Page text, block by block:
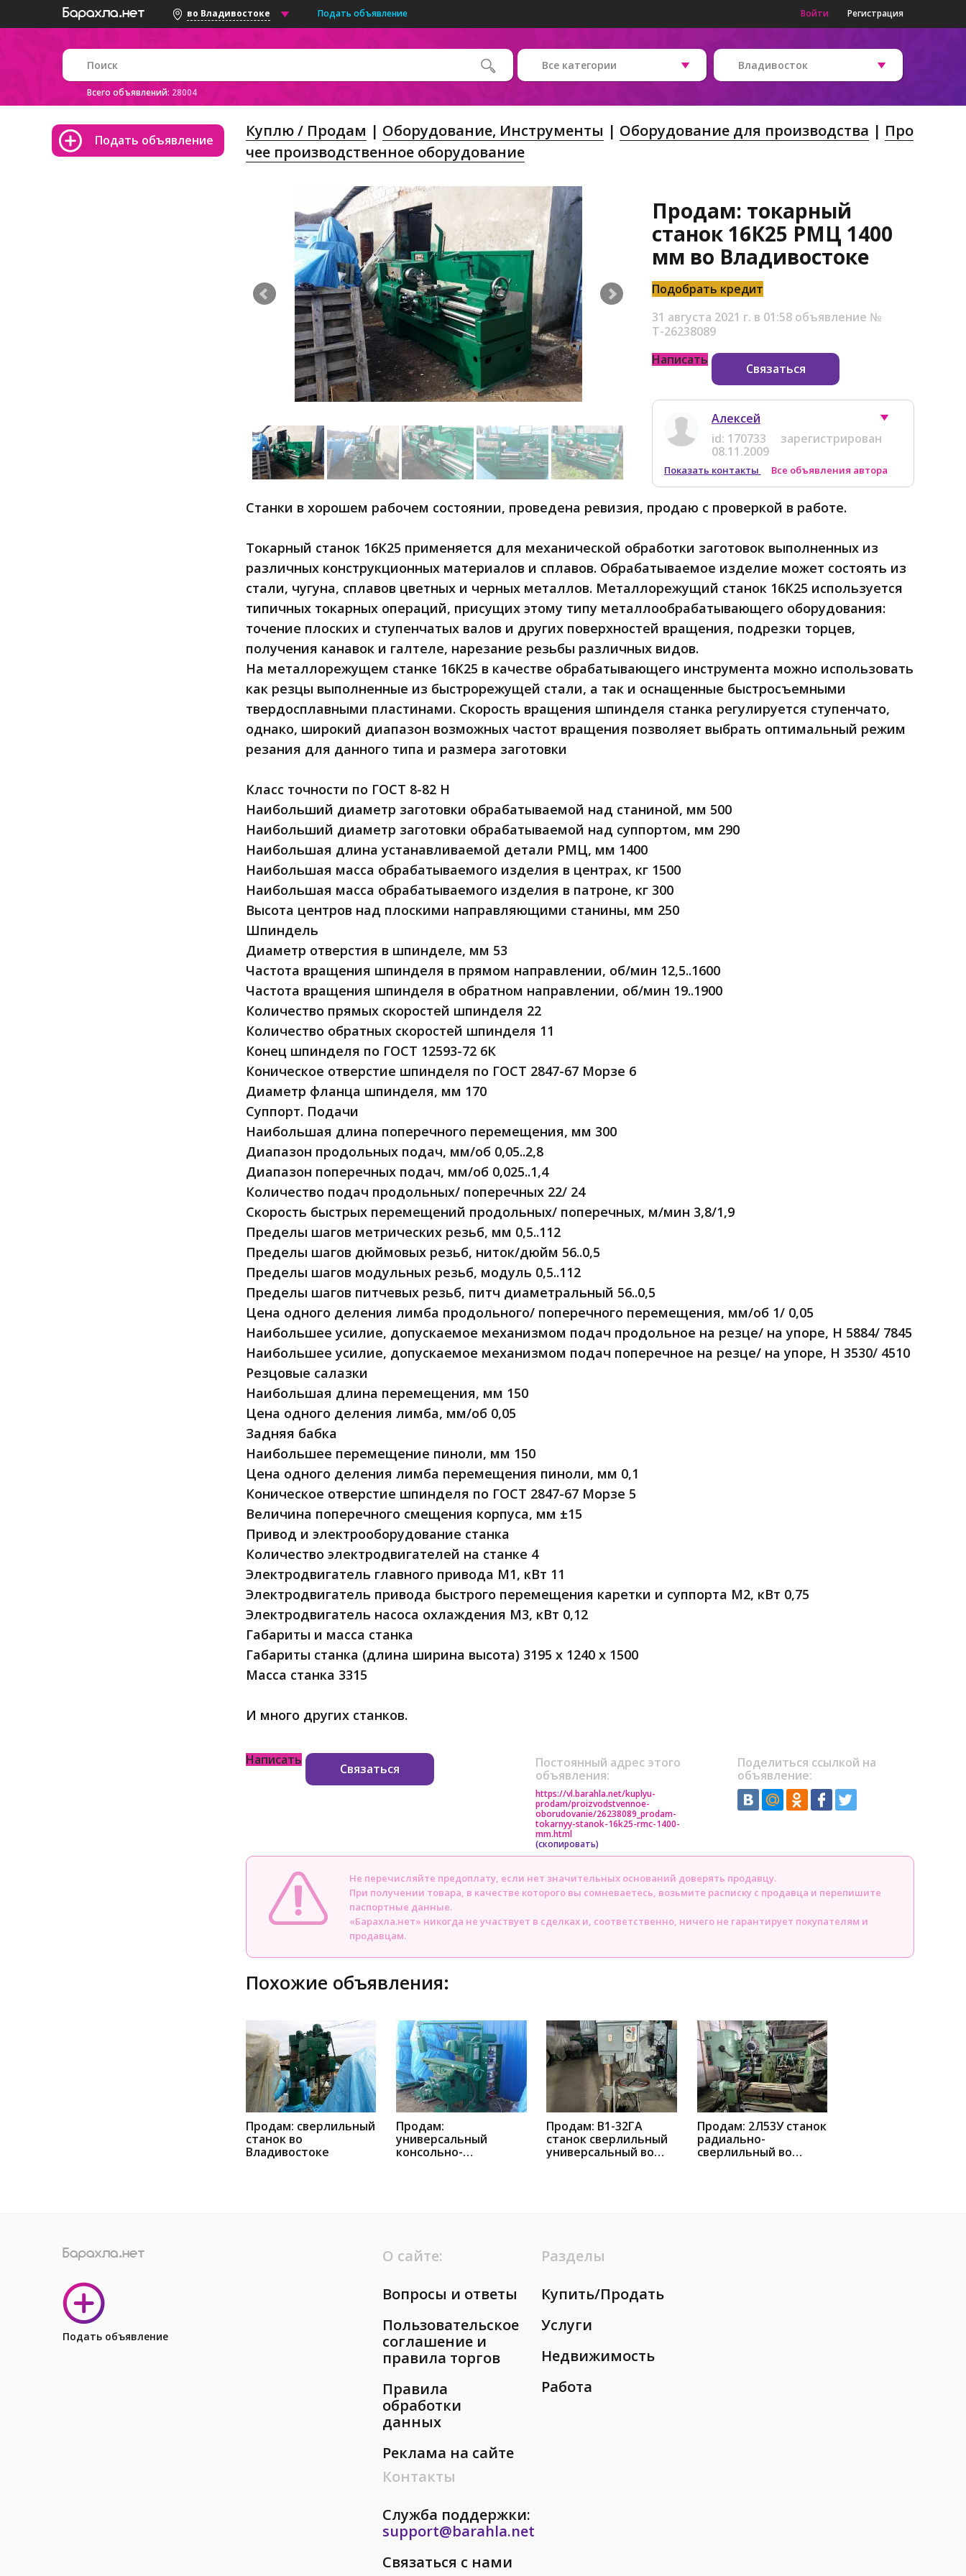
во Владивостоке Подать объявление Войти Регистрация
Всего объявлений: 28004
Все категории Владивосток
Подать объявление Куплю / Продам Оборудование, Инструменты Оборудование для производства
Про
чее производственное оборудование
Продам: токарный
станок 16К25 РМЦ 1400
мм во Владивостоке
Подобрать кредит
31 августа 2021 г. в 01:58 объявление №
Т-26238089
Написать
Связаться
Алексей
id: 170733
зарегистрирован
08.11.2009
Показать контакты Все объявления автора
Станки в хорошем рабочем состоянии, проведена ревизия, продаю с проверкой в работе.
Токарный станок 16К25 применяется для механической обработки заготовок выполненных из
различных конструкционных материалов и сплавов. Обрабатываемое изделие может состоять из
стали, чугуна, сплавов цветных и черных металлов. Металлорежущий станок 16К25 используется
типичных токарных операций, присущих этому типу металлообрабатывающего оборудования:
точение плоских и ступенчатых валов и других поверхностей вращения, подрезки торцев,
получения канавок и галтеле, нарезание резьбы различных видов.
На металлорежущем станке 16К25 в качестве обрабатывающего инструмента можно использовать
как резцы выполненные из быстрорежущей стали, а так и оснащенные быстросъемными
твердосплавными пластинами. Скорость вращения шпинделя станка регулируется ступенчато,
однако, широкий диапазон возможных частот вращения позволяет выбрать оптимальный режим
резания для данного типа и размера заготовки
Класс точности по ГОСТ 8-82 Н
Наибольший диаметр заготовки обрабатываемой над станиной, мм 500
Наибольший диаметр заготовки обрабатываемой над суппортом, мм 290
Наибольшая длина устанавливаемой детали РМЦ, мм 1400
Наибольшая масса обрабатываемого изделия в центрах, кг 1500
Наибольшая масса обрабатываемого изделия в патроне, кг 300
Высота центров над плоскими направляющими станины, мм 250
Шпиндель
Диаметр отверстия в шпинделе, мм 53
Частота вращения шпинделя в прямом направлении, об/мин 12,5..1600
Частота вращения шпинделя в обратном направлении, об/мин 19..1900
Количество прямых скоростей шпинделя 22
Количество обратных скоростей шпинделя 11
Конец шпинделя по ГОСТ 12593-72 6К
Коническое отверстие шпинделя по ГОСТ 2847-67 Морзе 6
Диаметр фланца шпинделя, мм 170
Суппорт. Подачи
Наибольшая длина поперечного перемещения, мм 300
Диапазон продольных подач, мм/об 0,05..2,8
Диапазон поперечных подач, мм/об 0,025..1,4
Количество подач продольных/ поперечных 22/ 24
Скорость быстрых перемещений продольных/ поперечных, м/мин 3,8/1,9
Пределы шагов метрических резьб, мм 0,5..112
Пределы шагов дюймовых резьб, ниток/дюйм 56..0,5
Пределы шагов модульных резьб, модуль 0,5..112
Пределы шагов питчевых резьб, питч диаметральный 56..0,5
Цена одного деления лимба продольного/ поперечного перемещения, мм/об 1/ 0,05
Наибольшее усилие, допускаемое механизмом подач продольное на резце/ на упоре, Н 5884/ 7845
Наибольшее усилие, допускаемое механизмом подач поперечное на резце/ на упоре, Н 3530/ 4510
Резцовые салазки
Наибольшая длина перемещения, мм 150
Цена одного деления лимба, мм/об 0,05
Задняя бабка
Наибольшее перемещение пиноли, мм 150
Цена одного деления лимба перемещения пиноли, мм 0,1
Коническое отверстие шпинделя по ГОСТ 2847-67 Морзе 5
Величина поперечного смещения корпуса, мм ±15
Привод и электрооборудование станка
Количество электродвигателей на станке 4
Электродвигатель главного привода М1, кВт 11
Электродвигатель привода быстрого перемещения каретки и суппорта М2, кВт 0,75
Электродвигатель насоса охлаждения М3, кВт 0,12
Габариты и масса станка
Габариты станка (длина ширина высота) 3195 х 1240 х 1500
Масса станка 3315
И много других станков.
Написать
Связаться
Постоянный адрес этого
объявления:
https://vl.barahla.net/kuplyu-
prodam/proizvodstvennoe-
oborudovanie/26238089_prodam-
tokarnyy-stanok-16k25-rmc-1400-
mm.html
(скопировать)
Поделиться ссылкой на
объявление:
Не перечисляйте предоплату, если нет значительных оснований доверять продавцу.
При получении товара, в качестве которого вы сомневаетесь, возьмите расписку с продавца и перепишите
паспортные данные.
«Барахла.нет» никогда не участвует в сделках и, соответственно, ничего не гарантирует покупателям и
продавцам.
Похожие объявления:
Продам: сверлильный
станок во
Владивостоке
Продам:
универсальный
консольно-
Продам: В1-32ГА
станок сверлильный
универсальный во
Продам: 2Л53У станок
радиально-
сверлильный во
Подать объявление
О сайте:
Вопросы и ответы
Пользовательское
соглашение и
правила торгов
Правила
обработки
данных
Реклама на сайте
Разделы
Купить/Продать
Услуги
Недвижимость
Работа
Контакты
Служба поддержки:
support@barahla.net
Связаться с нами